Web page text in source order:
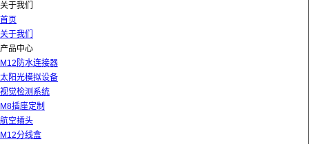
关于我们
首页
关于我们
产品中心
M12防水连接器
太阳光模拟设备
视觉检测系统
M8插座定制
航空插头
M12分线盒